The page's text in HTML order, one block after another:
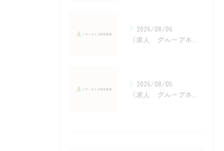
2026/08/06
（求人 グループホーム 日勤 豊平区）抗うつ薬 その４ 抑うつ薬使用する際の注意点
2026/08/05
（求人 グループホーム 日勤 夜勤）抗うつ薬 その３ 「抗うつ薬」の副作用